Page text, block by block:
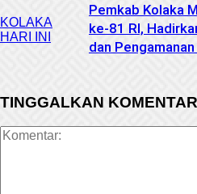
KOLAKA
HARI INI
Pemkab Kolaka
ke-81 RI,
dan
TINGGALKAN KOMENTAR